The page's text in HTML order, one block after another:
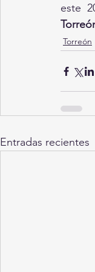
este
Torreón
Entradas recientes